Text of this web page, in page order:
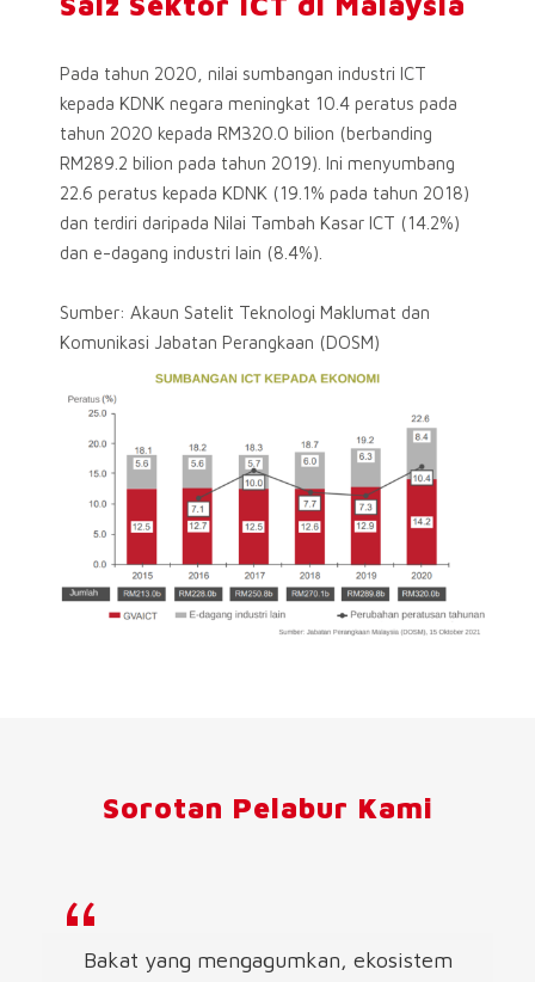
Pada tahun 2020, nilai sumbangan industri ICT
kepada KDNK negara meningkat 10.4 peratus pada
tahun 2020 kepada RM320.0 bilion (berbanding
RM289.2 bilion pada tahun 2019). Ini menyumbang
22.6 peratus kepada KDNK (19.1% pada tahun 2018)
dan terdiri daripada Nilai Tambah Kasar ICT (14.2%)
dan e-dagang industri lain (8.4%).
Sumber: Akaun Satelit Teknologi Maklumat dan
Komunikasi Jabatan Perangkaan (DOSM)
Sorotan Pelabur Kami
Bakat yang mengagumkan, ekosistem